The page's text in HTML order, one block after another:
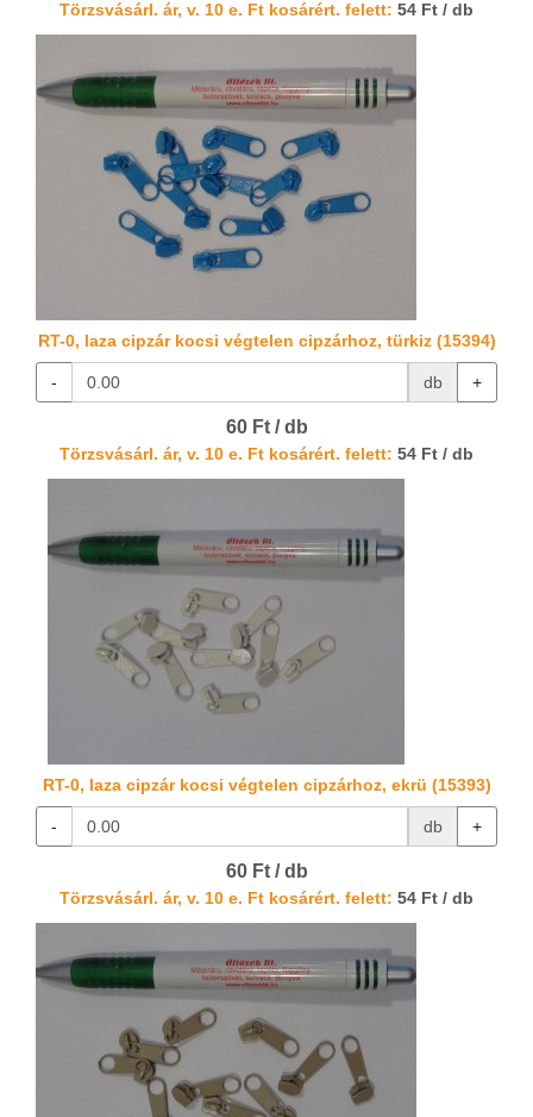
Törzsvásárl. ár, v. 10 e. Ft kosárért. felett: 54 Ft / db
RT-0, laza cipzár kocsi végtelen cipzárhoz, türkiz (15394)
- db +
60 Ft / db
Törzsvásárl. ár, v. 10 e. Ft kosárért. felett: 54 Ft / db
RT-0, laza cipzár kocsi végtelen cipzárhoz, ekrü (15393)
- db +
60 Ft / db
Törzsvásárl. ár, v. 10 e. Ft kosárért. felett: 54 Ft / db